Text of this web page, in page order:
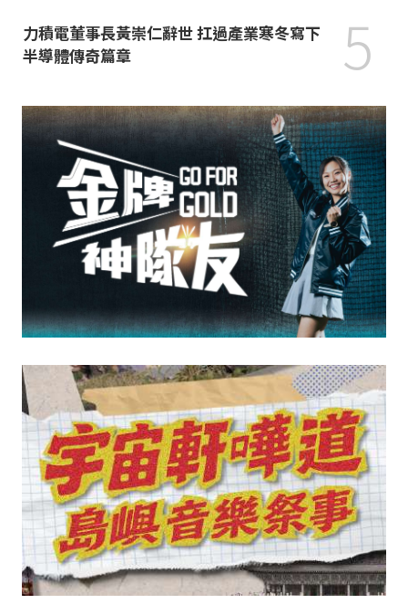
力積電董事長黃崇仁辭世 扛過產業寒冬寫下
半導體傳奇篇章
5